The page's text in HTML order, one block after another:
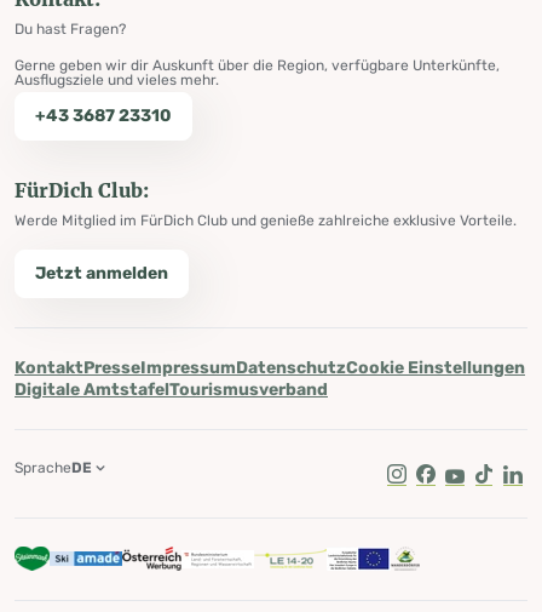
Du hast Fragen?
Gerne geben wir dir Auskunft über die Region, verfügbare Unterkünfte,
Ausflugsziele und vieles mehr.
+43 3687 23310
FürDich Club:
Werde Mitglied im FürDich Club und genieße zahlreiche exklusive Vorteile.
Jetzt anmelden
KontaktPresseImpressumDatenschutzCookie Einstellungen
Digitale AmtstafelTourismusverband
Instagram
Facebook
Youtube
Tik Tok
SpracheDE